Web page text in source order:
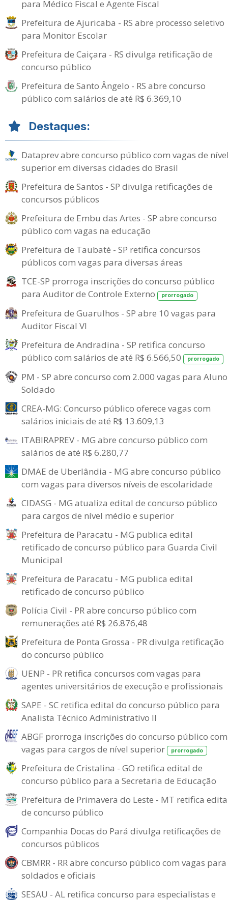
para Médico Fiscal e Agente Fiscal
Prefeitura de Ajuricaba - RS abre processo seletivo
para Monitor Escolar
Prefeitura de Caiçara - RS divulga retificação de
concurso público
Prefeitura de Santo Ângelo - RS abre concurso
público com salários de até R$ 6.369,10
Destaques:
Dataprev abre concurso público com vagas de
superior em diversas cidades do Brasil
Prefeitura de Santos - SP divulga retificações de
concursos públicos
Prefeitura de Embu das Artes - SP abre concurso
público com vagas na educação
Prefeitura de Taubaté - SP retifica concursos
públicos com vagas para diversas áreas
TCE-SP prorroga inscrições do concurso público
para Auditor de Controle Externo
prorrogado
Prefeitura de Guarulhos - SP abre 10 vagas para
Auditor Fiscal VI
Prefeitura de Andradina - SP retifica concurso
público com salários de até R$ 6.566,50
prorrogado
PM - SP abre concurso com 2.000 vagas para
Soldado
CREA-MG: Concurso público oferece vagas com
salários iniciais de até R$ 13.609,13
ITABIRAPREV - MG abre concurso público com
salários de até R$ 6.280,77
DMAE de Uberlândia - MG abre concurso público
com vagas para diversos níveis de escolaridade
CIDASG - MG atualiza edital de concurso público
para cargos de nível médio e superior
Prefeitura de Paracatu - MG publica edital
retificado de concurso público para Guarda Civil
Municipal
Prefeitura de Paracatu - MG publica edital
retificado de concurso público
Polícia Civil - PR abre concurso público com
remunerações até R$ 26.876,48
Prefeitura de Ponta Grossa - PR divulga retificação
do concurso público
UENP - PR retifica concursos com vagas para
agentes universitários de execução e profissionais
SAPE - SC retifica edital do concurso público para
Analista Técnico Administrativo II
ABGF prorroga inscrições do concurso público com
vagas para cargos de nível superior
prorrogado
Prefeitura de Cristalina - GO retifica edital de
concurso público para a Secretaria de Educação
Prefeitura de Primavera do Leste - MT retifica
de concurso público
Companhia Docas do Pará divulga retificações de
concursos públicos
CBMRR - RR abre concurso público com vagas para
soldados e oficiais
SESAU - AL retifica concurso para especialistas e